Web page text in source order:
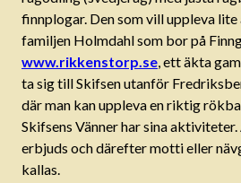
finnplogar. Den som vill uppleva lite
familjen Holmdahl som bor på
www.rikkenstorp.se, ett äkta
ta sig till Skifsen utanför
där man kan uppleva en riktig
Skifsens Vänner har sina
erbjuds och därefter motti eller
kallas.